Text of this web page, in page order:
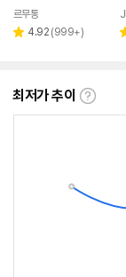
페이
르무통
별 4.92 리
(999+)
최저가 추이
최